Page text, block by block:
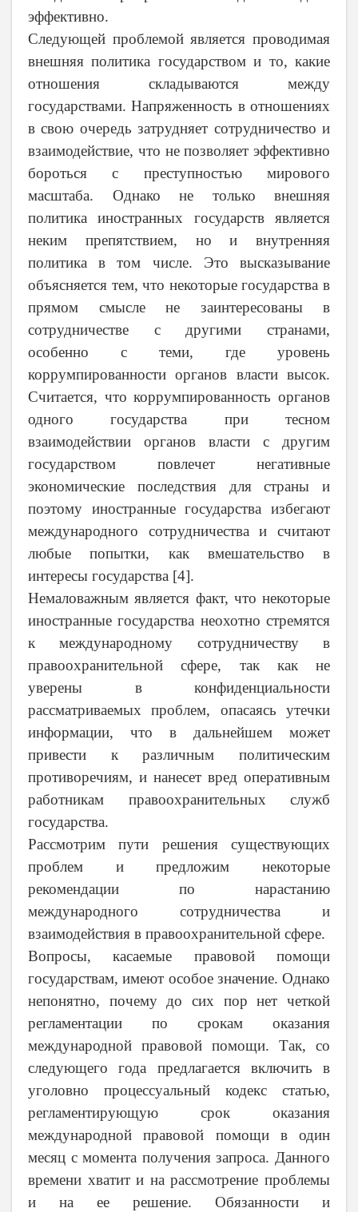
эффективно.
Следующей проблемой является проводимая
внешняя политика государством и то, какие
отношения складываются между
государствами. Напряженность в отношениях
в свою очередь затрудняет сотрудничество и
взаимодействие, что не позволяет эффективно
бороться с преступностью мирового
масштаба. Однако не только внешняя
политика иностранных государств является
неким препятствием, но и внутренняя
политика в том числе. Это высказывание
объясняется тем, что некоторые государства в
прямом смысле не заинтересованы в
сотрудничестве с другими странами,
особенно с теми, где уровень
коррумпированности органов власти высок.
Считается, что коррумпированность органов
одного государства при тесном
взаимодействии органов власти с другим
государством повлечет негативные
экономические последствия для страны и
поэтому иностранные государства избегают
международного сотрудничества и считают
любые попытки, как вмешательство в
интересы государства [4].
Немаловажным является факт, что некоторые
иностранные государства неохотно стремятся
к международному сотрудничеству в
правоохранительной сфере, так как не
уверены в конфиденциальности
рассматриваемых проблем, опасаясь утечки
информации, что в дальнейшем может
привести к различным политическим
противоречиям, и нанесет вред оперативным
работникам правоохранительных служб
государства.
Рассмотрим пути решения существующих
проблем и предложим некоторые
рекомендации по нарастанию
международного сотрудничества и
взаимодействия в правоохранительной сфере.
Вопросы, касаемые правовой помощи
государствам, имеют особое значение. Однако
непонятно, почему до сих пор нет четкой
регламентации по срокам оказания
международной правовой помощи. Так, со
следующего года предлагается включить в
уголовно процессуальный кодекс статью,
регламентирующую срок оказания
международной правовой помощи в один
месяц с момента получения запроса. Данного
времени хватит и на рассмотрение проблемы
и на ее решение. Обязанности и